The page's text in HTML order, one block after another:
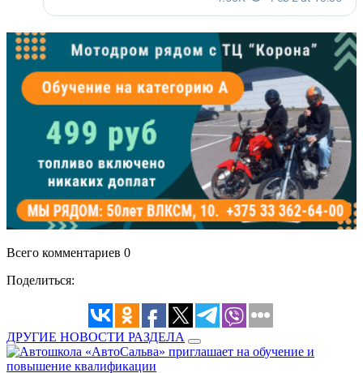
Всего комментариев 0
Поделиться:
ДРУГИЕ НОВОСТИ РАЗДЕЛА